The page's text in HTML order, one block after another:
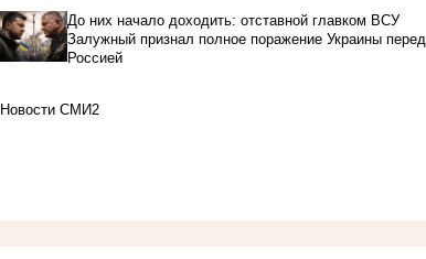
До них начало доходить: отставной главком ВСУ
Залужный признал полное поражение Украины перед
Россией
Новости СМИ2